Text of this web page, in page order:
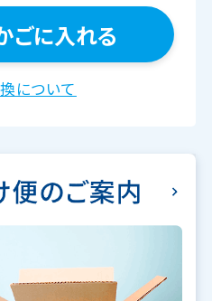
ごに入れる
について